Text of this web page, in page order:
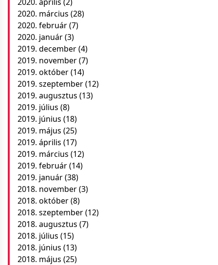
2020. március (28)
2020. február(7)
2020. január(3)
2019. december(4)
2019. november(7)
2019. október(14)
2019. szeptember(12)
2019. augusztus (13)
2019. július (8)
2019. június (18)
2019. május (25)
2019. április (17)
2019. március (12)
2019. február(14)
2019. január(38)
2018. november(3)
2018. október(8)
2018. szeptember(12)
2018. augusztus (7)
2018. július (15)
2018. június (13)
2018. május (25)